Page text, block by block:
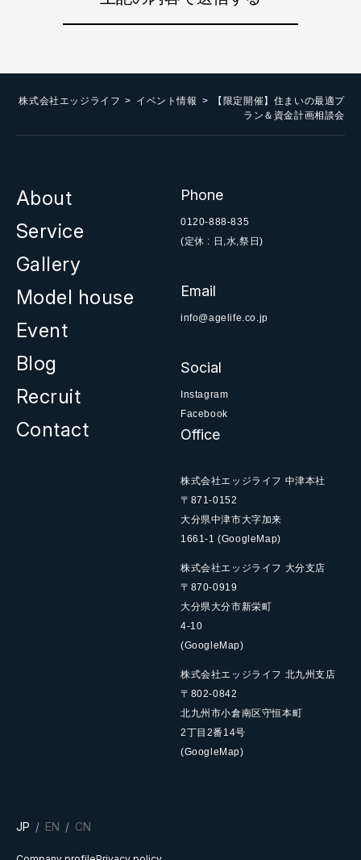
株式会社エッジライフ イベント情報
【限定開催】住まいの最適プ
ラン＆資金計画相談会
About
Service
Gallery
Model house
Event
Blog
Recruit
Contact
Phone
0120-888-835
(定休 : 日,水,祭日)
Email
info@agelife.co.jp
Social
Instagram
Facebook
Office
株式会社エッジライフ 中津本社
〒871-0152
大分県中津市大字加来
1661-1(GoogleMap)
株式会社エッジライフ 大分支店
〒870-0919
大分県大分市新栄町
4-10
(GoogleMap)
株式会社エッジライフ 北九州支店
〒802-0842
北九州市小倉南区守恒本町
2丁目2番14号
(GoogleMap)
JP EN CN